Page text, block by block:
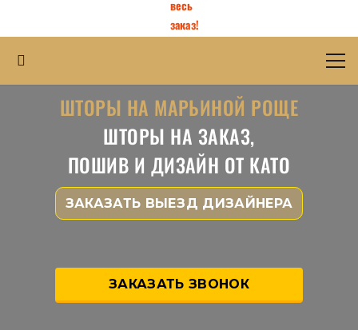
весь
заказ!
ШТОРЫ НА МАРЬИНОЙ РОЩЕ
ШТОРЫ НА ЗАКАЗ,
ПОШИВ И ДИЗАЙН ОТ КАТО
ЗАКАЗАТЬ ВЫЕЗД ДИЗАЙНЕРА
ЗАКАЗАТЬ ЗВОНОК